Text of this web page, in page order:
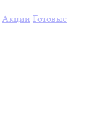
Акции Готовые